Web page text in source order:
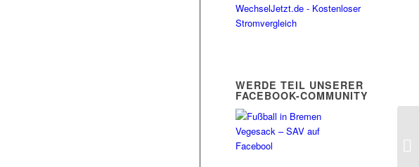
WechselJetzt.de - Kostenloser
Stromvergleich
WERDE TEIL UNSERER
FACEBOOK-COMMUNITY